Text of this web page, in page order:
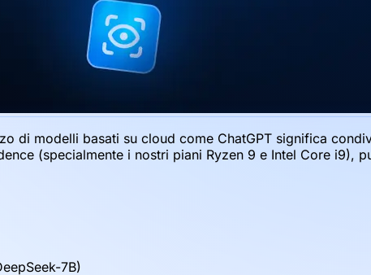
di modelli basati su cloud come ChatGPT significa
(specialmente i nostri piani Ryzen 9 e Intel Core i9),
7B)